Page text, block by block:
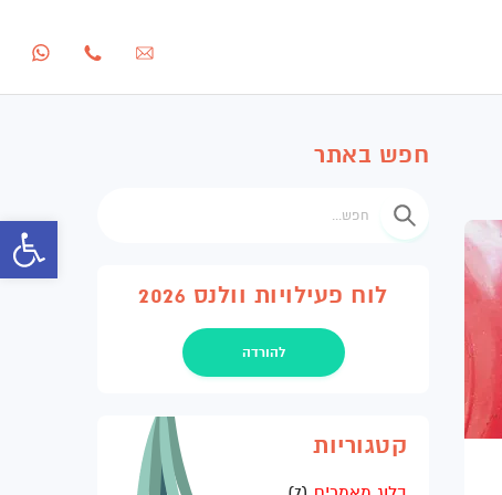
פתח
חפש באתר
חפש
לוח פעילויות וולנס 2026
להורדה
קטגוריות